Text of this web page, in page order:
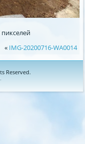
пикселей
« IMG-20200716-WA0014
Reserved.